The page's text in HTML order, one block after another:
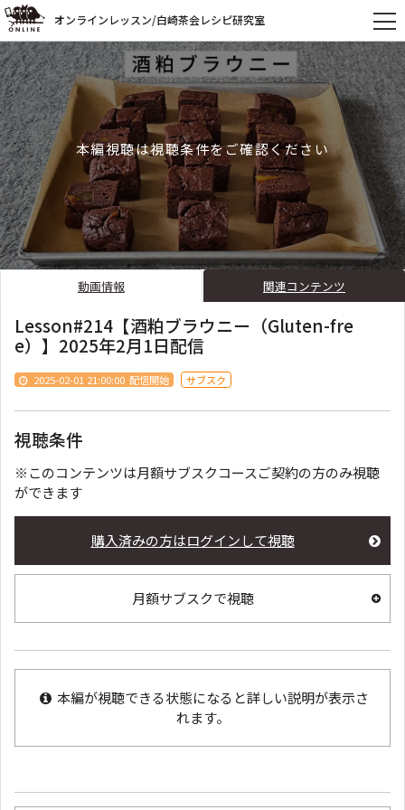
オンラインレッスン/白崎茶会レシピ研究室
本編視聴は視聴条件をご確認ください
動画情報 関連コンテンツ
Lesson#214【酒粕ブラウニー（Gluten-fre
e）】2025年2月1日配信
2025-02-01 21:00:00 配信開始 サブスク
視聴条件
※このコンテンツは月額サブスクコースご契約の方のみ視聴
ができます
購入済みの方はログインして視聴
月額サブスクで視聴
本編が視聴できる状態になると詳しい説明が表示さ
れます。